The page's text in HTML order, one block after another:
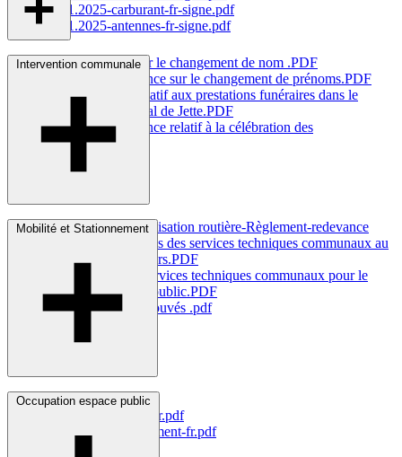
26.11.2025-carburant-fr-signe.pdf
26.11.2025-antennes-fr-signe.pdf
Règlement-taxe sur le changement de nom .PDF
Règlement-redevance sur le changement de prénoms.PDF
Règlement-taxe relatif aux prestations funéraires dans le
cimetière communal de Jette.PDF
Règlement-redevance relatif à la célébration des
mariages.PDF
Intervention communale
Plantations et Signalisation routière-Règlement-redevance
relatif aux prestations des services techniques communaux au
profit des
demandeurs.PDF
nterventions des services techniques communaux pour le
maintien de l'ordre
public.PDF
Règlement objets trouvés .pdf
Mobilité et Stationnement
bornes.pdf
parc-de-circulation-fr.pdf
reglement-stationnement-fr.pdf
Occupation espace public